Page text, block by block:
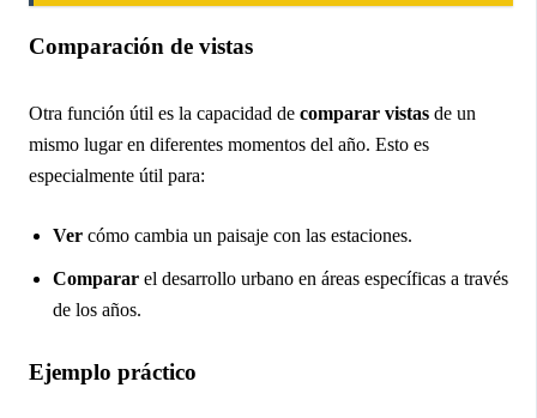
Comparación de vistas
Otra función útil es la capacidad de comparar vistas de un
mismo lugar en diferentes momentos del año. Esto es
especialmente útil para:
Ver cómo cambia un paisaje con las estaciones.
Comparar el desarrollo urbano en áreas específicas a través
de los años.
Ejemplo práctico